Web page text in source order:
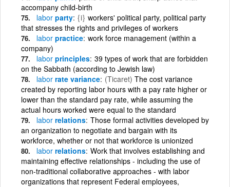
accompany child-birth
labor party {i} workers' political party, political party
that stresses the rights and privileges of workers
labor practice work force management (within a
company)
labor principles 39 types of work that are forbidden
on the Sabbath (according to Jewish law)
labor rate variance (Ticaret) The cost variance
created by reporting labor hours with a pay rate higher or
lower than the standard pay rate, while assuming the
actual hours worked were equal to the standard
labor relations Those formal activities developed by
an organization to negotiate and bargain with its
workforce, whether or not that workforce is unionized
labor relations Work that involves establishing and
maintaining effective relationships - including the use of
non-traditional collaborative approaches - with labor
organizations that represent Federal employees,